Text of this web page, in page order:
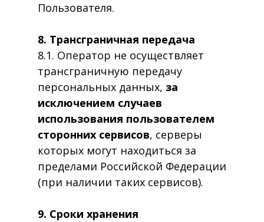
Пользователя.
8. Трансграничная передача
8.1. Оператор не осуществляет
трансграничную передачу
персональных данных, за
исключением случаев
использования пользователем
сторонних сервисов, серверы
которых могут находиться за
пределами Российской Федерации
(при наличии таких сервисов).
9. Сроки хранения